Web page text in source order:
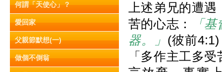
何謂「天使心」？
愛回家
父親節默想(一)
做個不倒翁
上述弟兄的遭
苦的心志：
「
器。」 (彼前
「多作主工多